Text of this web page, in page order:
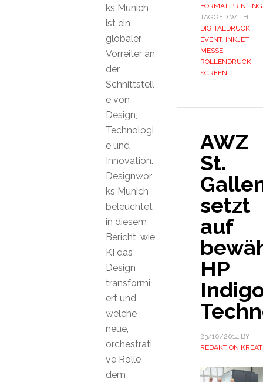
FORMAT PRINTING
TAGGED WITH:
DIGITALDRUCK,
EVENT, INKJET,
MESSE,
ROLLENDRUCK,
SCREEN
AWZ
St.
setzt
auf
HP
23/10/2014BY
REDAKTION
ks Munich
ist ein
globaler
Vorreiter an
der
Schnittstell
e von
Design,
Technologi
e und
Innovation.
Designwor
ks Munich
beleuchtet
in diesem
Bericht, wie
KI das
Design
transformi
ert und
welche
neue,
orchestrati
ve Rolle
dem